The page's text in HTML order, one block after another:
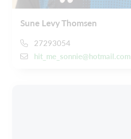
Sune Levy Thomsen
27293054
hit_me_sonnie@hotmail.com